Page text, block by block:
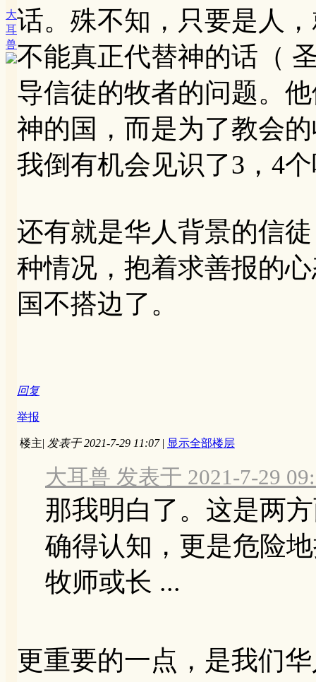
大
耳
兽
话。殊不知，只要是人
不能真正代替神的话（
导信徒的牧者的问题。
神的国，而是为了教会
我倒有机会见识了3，4
还有就是华人背景的信
种情况，抱着求善报的
国不搭边了。
回复
举报
楼主| 发表于 2021-7-29 11:07 | 显示全部楼层
大耳兽 发表于 2021-7-29
那我明白了。这是两
确得认知，更是危险
牧师或长 ...
更重要的一点，是我们